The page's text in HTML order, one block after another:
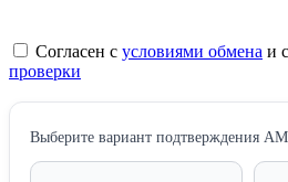
Согласен с условиями обмена и
проверки
Выберите вариант подтверждения